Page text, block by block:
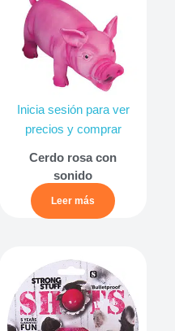
Inicia sesión para ver
precios y comprar
Cerdo rosa con
sonido
Leer más